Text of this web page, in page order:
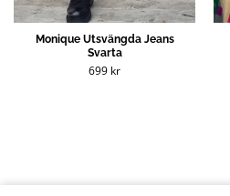
Monique Utsvängda Jeans
Svarta
699 kr